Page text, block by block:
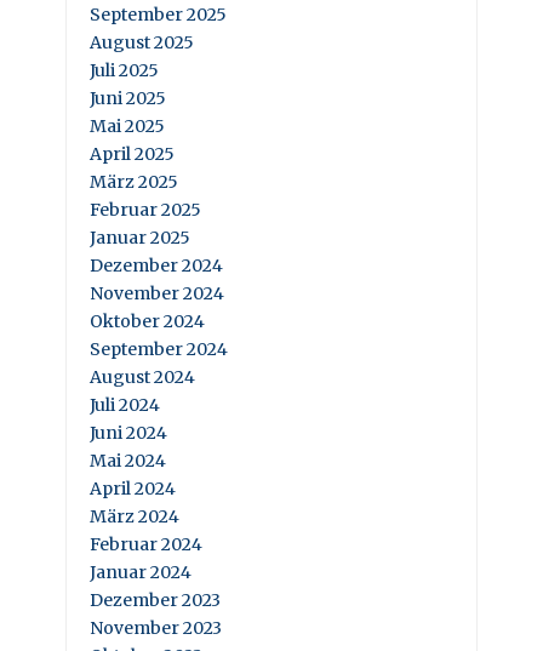
September 2025
August 2025
Juli 2025
Juni 2025
Mai 2025
April 2025
März 2025
Februar 2025
Januar 2025
Dezember 2024
November 2024
Oktober 2024
September 2024
August 2024
Juli 2024
Juni 2024
Mai 2024
April 2024
März 2024
Februar 2024
Januar 2024
Dezember 2023
November 2023